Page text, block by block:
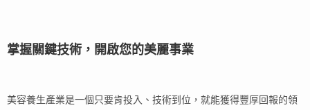
掌握關鍵技術，開啟您的美麗事業
美容養生產業是一個只要肯投入、技術到位，就能獲得豐厚回報的領